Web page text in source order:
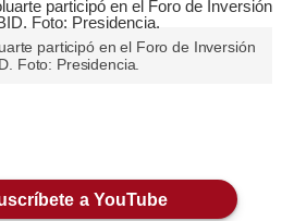
participó en el Foro de Inversión
Foto: Presidencia.
a YouTube